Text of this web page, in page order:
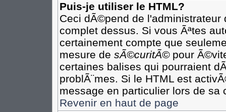
Puis-je utiliser le HTML?
Ceci dÃ©pend de l'administrateur
complet dessus. Si vous Ãªtes
certainement compte que
mesure de sÃ©curitÃ©pour
certaines balises qui pourraient
problÃ¨mes. Si le HTML est
message en particulier lors de sa
Revenir en haut de page